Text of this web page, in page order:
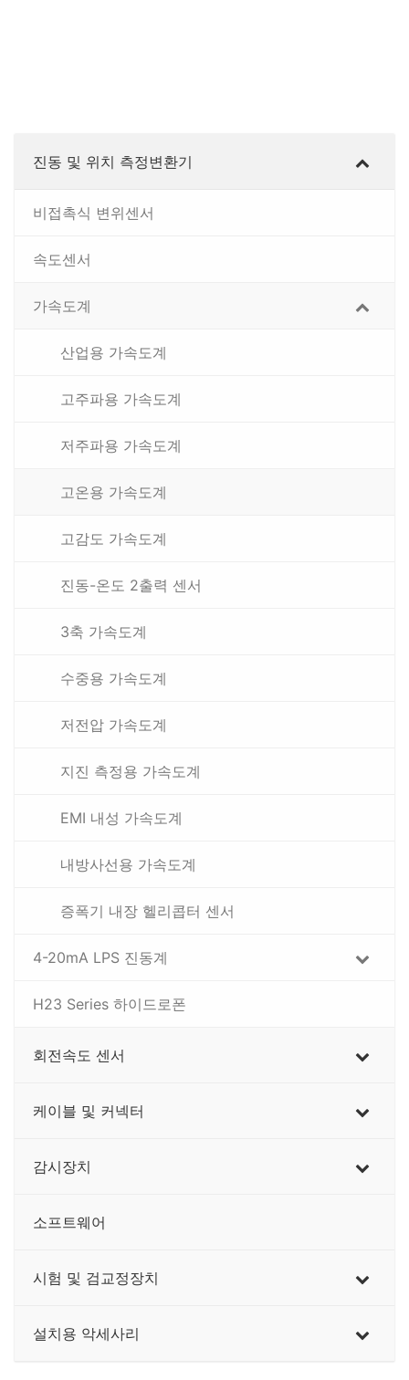
진동 및 위치 측정변환기
비접촉식 변위센서
속도센서
가속도계
산업용 가속도계
고주파용 가속도계
저주파용 가속도계
고온용 가속도계
고감도 가속도계
진동-온도 2출력 센서
3축 가속도계
수중용 가속도계
저전압 가속도계
지진 측정용 가속도계
EMI 내성 가속도계
내방사선용 가속도계
증폭기 내장 헬리콥터 센서
4-20mA LPS 진동계
H23 Series 하이드로폰
회전속도 센서
케이블 및 커넥터
감시장치
소프트웨어
시험 및 검교정장치
설치용 악세사리